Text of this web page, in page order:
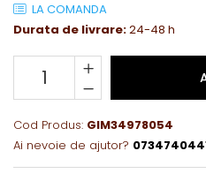
LA COMANDA
Durata de livrare:24-48 h
Cod Produs: GIM34978054
Ai nevoie de ajutor?